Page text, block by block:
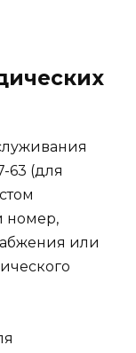
63 (для
номер,
или